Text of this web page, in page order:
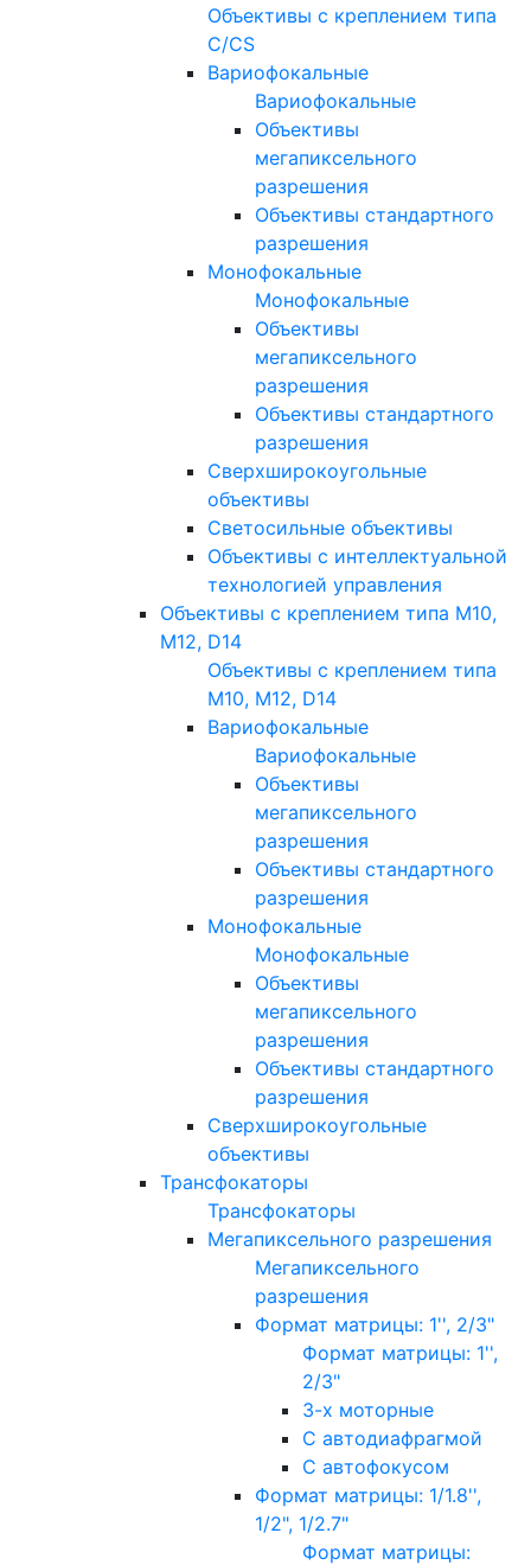
Объективы с креплением типа
C/CS
Вариофокальные
Вариофокальные
Объективы
мегапиксельного
разрешения
Объективы стандартного
разрешения
Монофокальные
Монофокальные
Объективы
мегапиксельного
разрешения
Объективы стандартного
разрешения
Сверхширокоугольные
объективы
Светосильные объективы
Объективы с интеллектуальной
технологией управления
Объективы с креплением типа M10,
M12, D14
Объективы с креплением типа
M10, M12, D14
Вариофокальные
Вариофокальные
Объективы
мегапиксельного
разрешения
Объективы стандартного
разрешения
Монофокальные
Монофокальные
Объективы
мегапиксельного
разрешения
Объективы стандартного
разрешения
Сверхширокоугольные
объективы
Трансфокаторы
Трансфокаторы
Мегапиксельного разрешения
Мегапиксельного
разрешения
Формат матрицы: 1'', 2/3"
Формат матрицы: 1'',
2/3"
3-х моторные
С автодиафрагмой
С автофокусом
Формат матрицы: 1/1.8'',
1/2", 1/2.7"
Формат матрицы: